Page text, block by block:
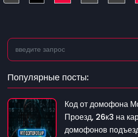
Популярные посты:
Код от домофона
Проезд, 26к3 на
домофонов